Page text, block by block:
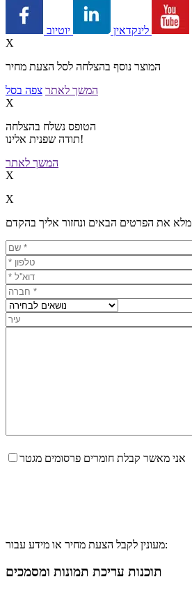
לינקדאין
X
המוצר נוסף בהצלחה לסל הצעת מחיר
המשך לאתר צפה בסל
X
הטופס נשלח בהצלחה
תודה שפנית אלינו!
המשך לאתר
X
X
מלא את הפרטים הבאים ונחזור אליך בהקדם
אני מאשר קבלת חומרים פרסומים מגטר
מעונין לקבל הצעת מחיר או מידע עבור:
תוכנות עריכת תמונות ומסמכים